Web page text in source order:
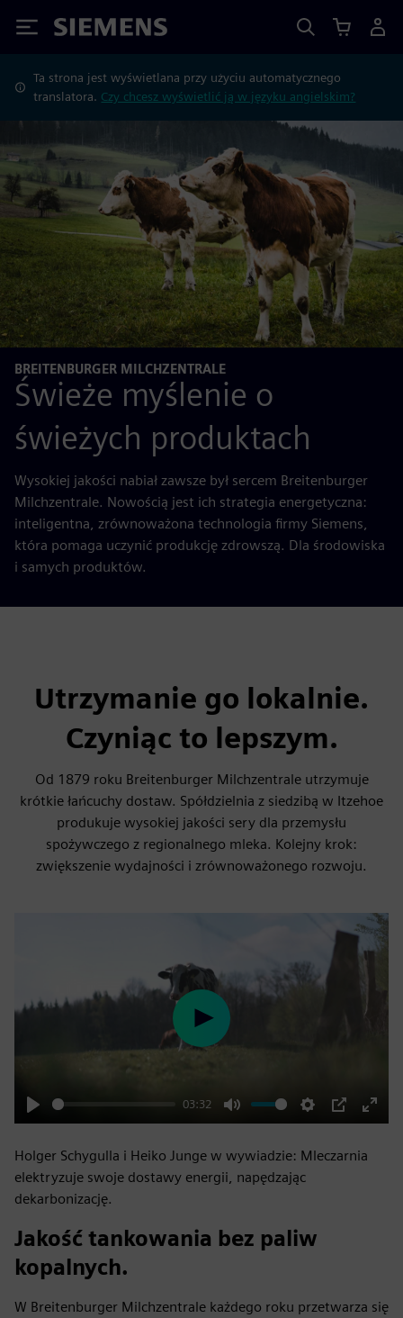
Siemens
Ta strona jest wyświetlana przy użyciu automatycznego
translatora. Czy chcesz wyświetlić ją w języku angielskim?
BREITENBURGER MILCHZENTRALE
Świeże myślenie o
świeżych produktach
Wysokiej jakości nabiał zawsze był sercem Breitenburger
Milchzentrale. Nowością jest ich strategia energetyczna:
inteligentna, zrównoważona technologia firmy Siemens,
która pomaga uczynić produkcję zdrowszą. Dla środowiska
i samych produktów.
Utrzymanie go lokalnie.
Czyniąc to lepszym.
Od 1879 roku Breitenburger Milchzentrale utrzymuje
krótkie łańcuchy dostaw. Spółdzielnia z siedzibą w Itzehoe
produkuje wysokiej jakości sery dla przemysłu
spożywczego z regionalnego mleka. Kolejny krok:
zwiększenie wydajności i zrównoważonego rozwoju.
Play
03:32
Mute Settings
PIP
Enter
Play
Holger Schygulla i Heiko Junge w wywiadzie: Mleczarnia
elektryzuje swoje dostawy energii, napędzając
dekarbonizację.
Jakość tankowania bez paliw
kopalnych.
W Breitenburger Milchzentrale każdego roku przetwarza się